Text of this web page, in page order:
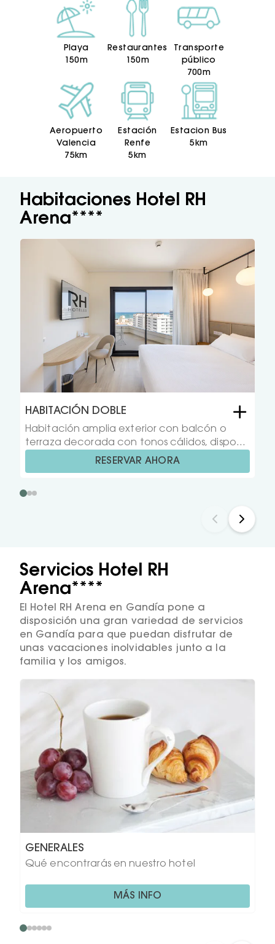
Playa
150m
Restaurantes
150m
Transporte
público
700m
Aeropuerto
Valencia
75km
Estación
Renfe
5km
Estacion Bus
5km
Habitaciones Hotel RH
Arena****
HABITACIÓN DOBLE
Habitación amplia exterior con balcón o
terraza decorada con tonos cálidos, dispone
de 2 camas de 1x2 y algunas con cama de
matrimonio, baño completo con bañera o
minibar, televisión LED 50", calefacción/aire
RESERVAR AHORA
Servicios Hotel RH
Arena****
El Hotel RH Arena en Gandía pone a
disposición una gran variedad de servicios
en Gandía para que puedan disfrutar de
unas vacaciones inolvidables junto a la
familia y los amigos.
GENERALES
Qué encontrarás en nuestro hotel
MÁS INFO